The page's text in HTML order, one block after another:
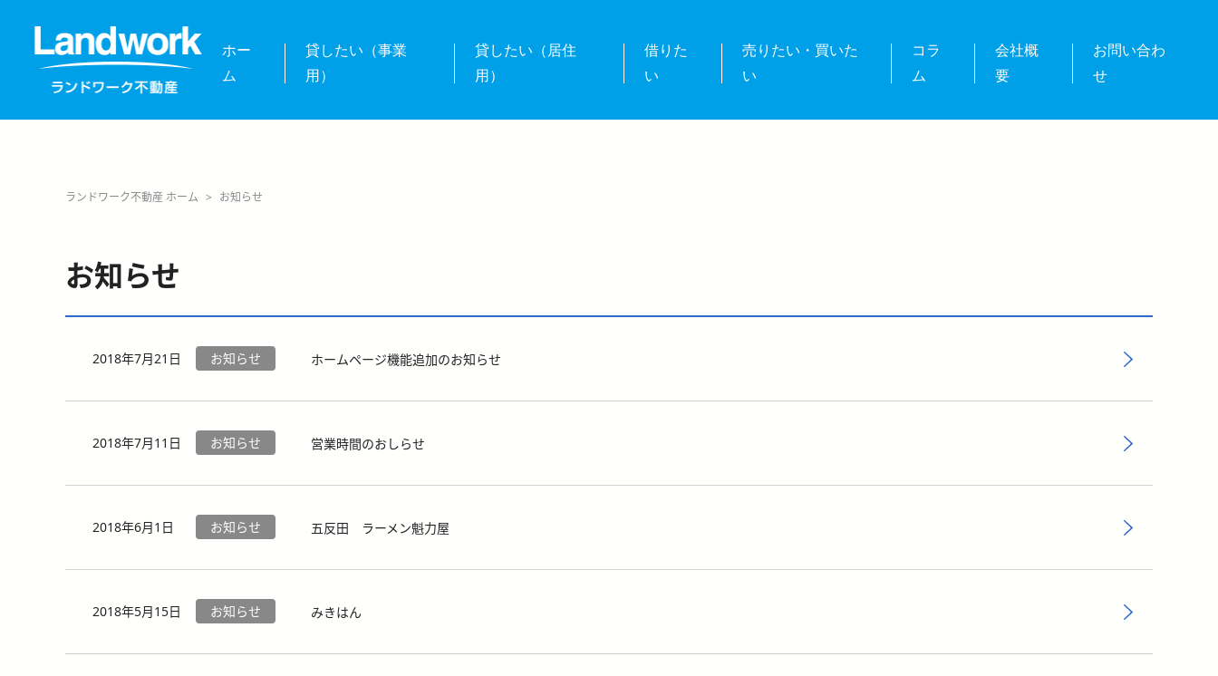
ホー
ム
貸したい（事業
用）
貸したい（居住
用）
借りた
い
売りたい・買いた
い
コラ
ム
会社概
要
お問い合わ
せ
ランドワーク不動産 ホーム > お知らせ
お知らせ
2018年7月21日 お知らせ ホームページ機能追加のお知らせ
2018年7月11日 お知らせ 営業時間のおしらせ
2018年6月1日 お知らせ 五反田 ラーメン魁力屋
2018年5月15日 お知らせ みきはん